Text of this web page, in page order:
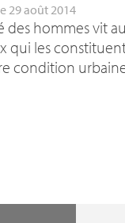
29 août 2014
des hommes vit
qui les
condition